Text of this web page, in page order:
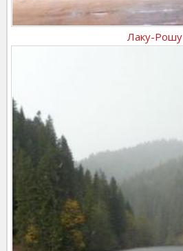
Лаку-Рошу